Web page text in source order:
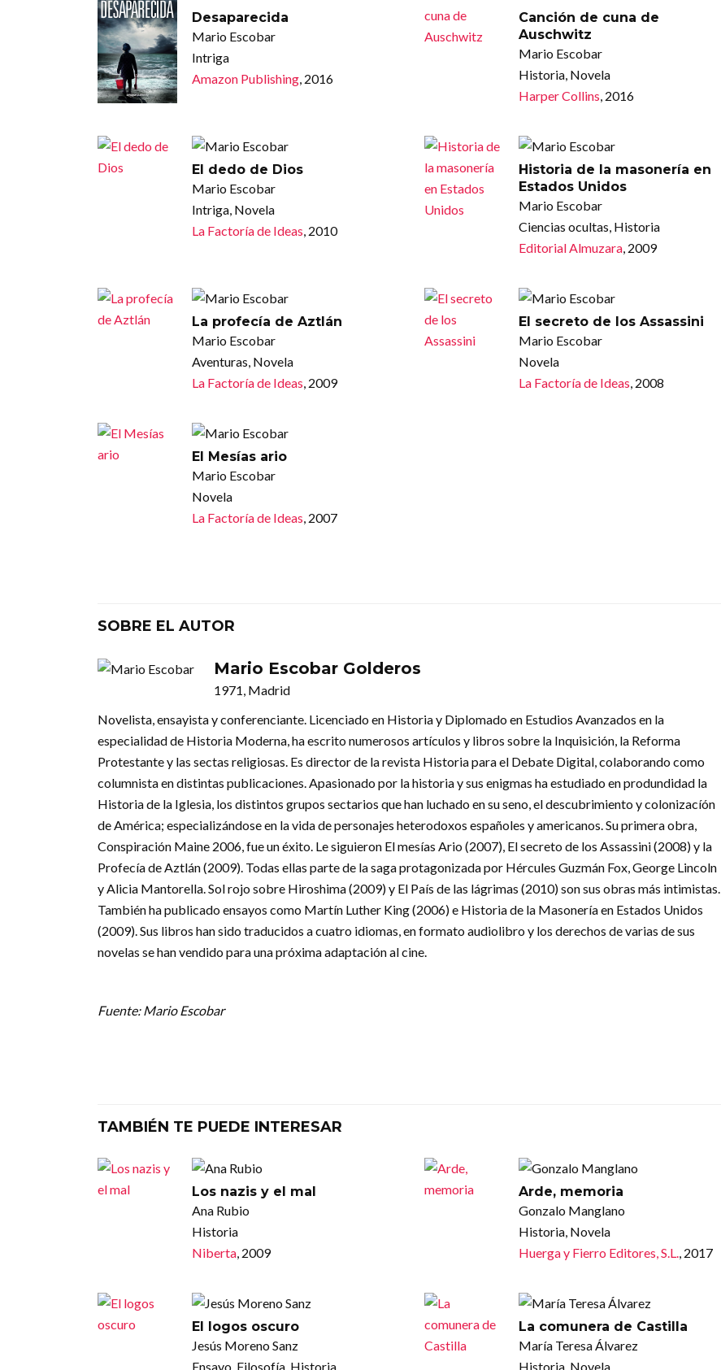
Desaparecida
Mario Escobar
Intriga
Amazon Publishing, 2016
Canción de cuna de
Auschwitz
Mario Escobar
Historia, Novela
Harper Collins, 2016
El dedo de Dios
Mario Escobar
Intriga, Novela
La Factoría de Ideas, 2010
Historia de la masonería en
Estados Unidos
Mario Escobar
Ciencias ocultas, Historia
Editorial Almuzara, 2009
La profecía de Aztlán
Mario Escobar
Aventuras, Novela
La Factoría de Ideas, 2009
El secreto de los Assassini
Mario Escobar
Novela
La Factoría de Ideas, 2008
El Mesías ario
Mario Escobar
Novela
La Factoría de Ideas, 2007
SOBRE EL AUTOR
Mario Escobar Golderos
1971, Madrid
Novelista, ensayista y conferenciante. Licenciado en Historia y Diplomado en Estudios Avanzados en la
especialidad de Historia Moderna, ha escrito numerosos artículos y libros sobre la Inquisición, la Reforma
Protestante y las sectas religiosas. Es director de la revista Historia para el Debate Digital, colaborando como
columnista en distintas publicaciones. Apasionado por la historia y sus enigmas ha estudiado en produndidad la
Historia de la Iglesia, los distintos grupos sectarios que han luchado en su seno, el descubrimiento y colonizacíón
de América; especializándose en la vida de personajes heterodoxos españoles y americanos. Su primera obra,
Conspiración Maine 2006, fue un éxito. Le siguieron El mesías Ario (2007), El secreto de los Assassini (2008) y la
Profecía de Aztlán (2009). Todas ellas parte de la saga protagonizada por Hércules Guzmán Fox, George Lincoln
y Alicia Mantorella. Sol rojo sobre Hiroshima (2009) y El País de las lágrimas (2010) son sus obras más intimistas.
También ha publicado ensayos como Martín Luther King (2006) e Historia de la Masonería en Estados Unidos
(2009). Sus libros han sido traducidos a cuatro idiomas, en formato audiolibro y los derechos de varias de sus
novelas se han vendido para una próxima adaptación al cine.
Fuente: Mario Escobar
TAMBIÉN TE PUEDE INTERESAR
Los nazis y el mal
Ana Rubio
Historia
Niberta, 2009
Arde, memoria
Gonzalo Manglano
Historia, Novela
Huerga y Fierro Editores, S.L., 2017
El logos oscuro
Jesús Moreno Sanz
Ensayo, Filosofía, Historia,
La comunera de Castilla
María Teresa Álvarez
Historia, Novela